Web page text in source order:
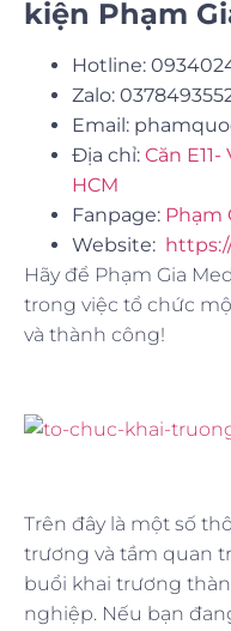
kiện Phạm
Hotline:
Zalo:
Email:
Địa chỉ: Căn
HCM
Fanpage: Phạm
Website:
Hãy để Phạm Gia
trong việc tổ chức
và thành công!
Trên đây là một số
trương và tầm quan
buổi khai trương
nghiệp. Nếu bạn